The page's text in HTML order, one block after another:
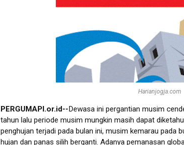
Harianjogja.com
PERGUMAPI.or.id-- Dewasa ini pergantian musim
tahun lalu periode musim mungkin masih dapat
penghujan terjadi pada bulan ini, musim kemarau pada
hujan dan panas silih berganti. Adanya pemanasan